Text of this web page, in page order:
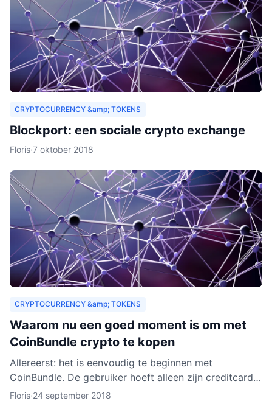
CRYPTOCURRENCY &amp; TOKENS
Blockport: een sociale crypto exchange
Floris·7 oktober 2018
CRYPTOCURRENCY &amp; TOKENS
Waarom nu een goed moment is om met
CoinBundle crypto te kopen
Allereerst: het is eenvoudig te beginnen met
CoinBundle. De gebruiker hoeft alleen zijn creditcard
te gebruiken of bankinformatie op te geven, een paar
Floris·24 september 2018